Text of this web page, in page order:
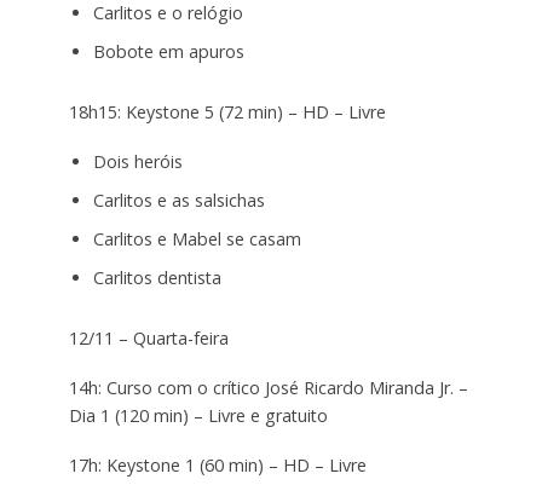
Carlitos e o relógio
Bobote em apuros
18h15: Keystone 5 (72 min) – HD – Livre
Dois heróis
Carlitos e as salsichas
Carlitos e Mabel se casam
Carlitos dentista
12/11 – Quarta-feira
14h: Curso com o crítico José Ricardo Miranda Jr. –
Dia 1 (120 min) – Livre e gratuito
17h: Keystone 1 (60 min) – HD – Livre